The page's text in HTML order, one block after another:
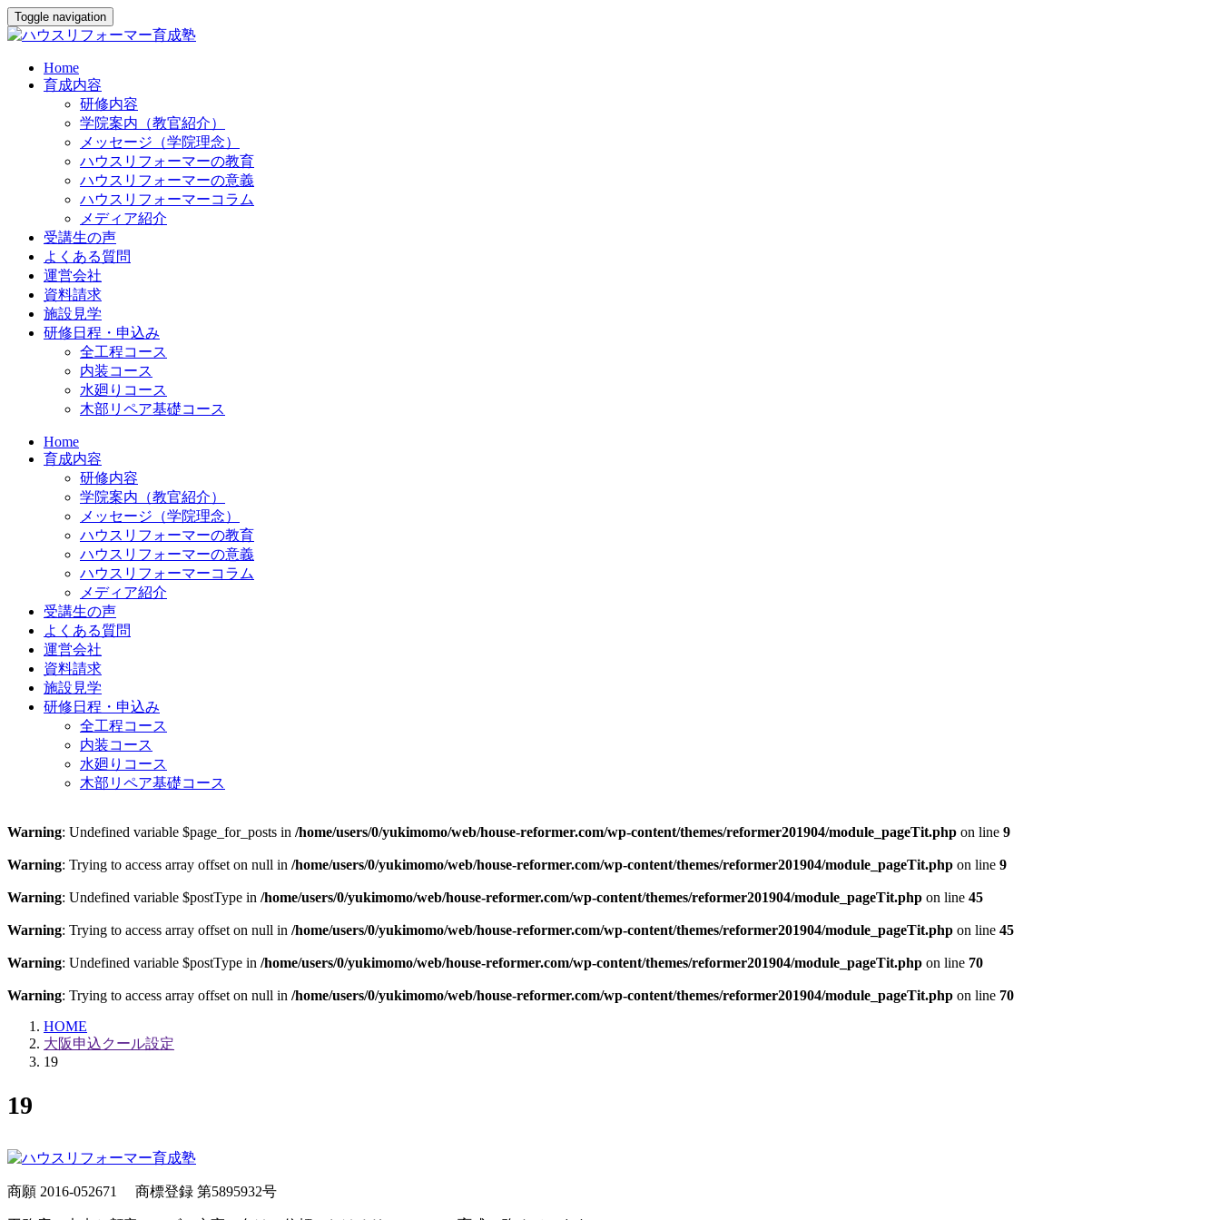
Toggle navigation
Home
育成内容
研修内容
学院案内（教官紹介）
メッセージ（学院理念）
ハウスリフォーマーの教育
ハウスリフォーマーの意義
ハウスリフォーマーコラム
メディア紹介
受講生の声
よくある質問
運営会社
資料請求
施設見学
研修日程・申込み
全工程コース
内装コース
水廻りコース
木部リペア基礎コース
Home
育成内容
研修内容
学院案内（教官紹介）
メッセージ（学院理念）
ハウスリフォーマーの教育
ハウスリフォーマーの意義
ハウスリフォーマーコラム
メディア紹介
受講生の声
よくある質問
運営会社
資料請求
施設見学
研修日程・申込み
全工程コース
内装コース
水廻りコース
木部リペア基礎コース
Warning: Undefined variable $page_for_posts in /home/users/0/yukimomo/web/house-reformer.com/wp-content/themes/reformer201904/module_pageTit.php on line 9
Warning: Trying to access array offset on null in /home/users/0/yukimomo/web/house-reformer.com/wp-content/themes/reformer201904/module_pageTit.php on line 9
Warning: Undefined variable $postType in /home/users/0/yukimomo/web/house-reformer.com/wp-content/themes/reformer201904/module_pageTit.php on line 45
Warning: Trying to access array offset on null in /home/users/0/yukimomo/web/house-reformer.com/wp-content/themes/reformer201904/module_pageTit.php on line 45
Warning: Undefined variable $postType in /home/users/0/yukimomo/web/house-reformer.com/wp-content/themes/reformer201904/module_pageTit.php on line 70
Warning: Trying to access array offset on null in /home/users/0/yukimomo/web/house-reformer.com/wp-content/themes/reformer201904/module_pageTit.php on line 70
HOME
大阪申込クール設定
19
19
商願 2016-052671 商標登録 第5895932号